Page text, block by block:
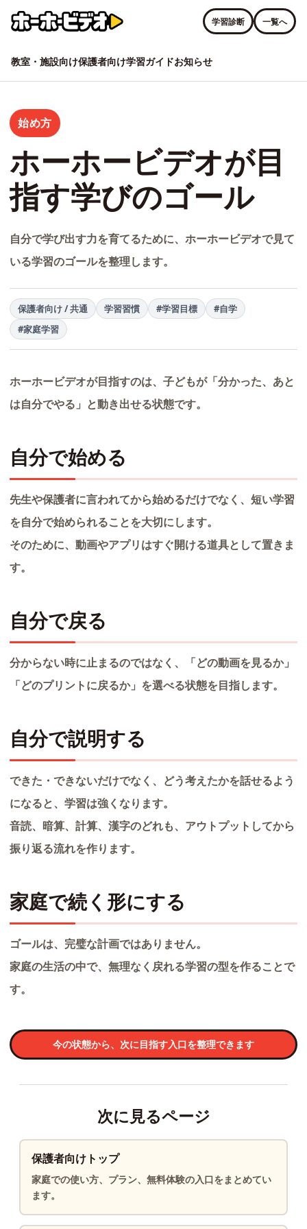
教室・施設向け保護者向け学習ガイドお知らせ
学習診断 一覧へ
始め方
ホーホービデオが目
指す学びのゴール
自分で学び出す力を育てるために、ホーホービデオで見て
いる学習のゴールを整理します。
保護者向け / 共通 学習習慣 #学習目標
#自学
#家庭学習
ホーホービデオが目指すのは、子どもが「分かった、あと
は自分でやる」と動き出せる状態です。
自分で始める
先生や保護者に言われてから始めるだけでなく、短い学習
を自分で始められることを大切にします。
そのために、動画やアプリはすぐ開ける道具として置きま
す。
自分で戻る
分からない時に止まるのではなく、「どの動画を見るか」
「どのプリントに戻るか」を選べる状態を目指します。
自分で説明する
できた・できないだけでなく、どう考えたかを話せるよう
になると、学習は強くなります。
音読、暗算、計算、漢字のどれも、アウトプットしてから
振り返る流れを作ります。
家庭で続く形にする
ゴールは、完璧な計画ではありません。
家庭の生活の中で、無理なく戻れる学習の型を作ることで
す。
今の状態から、次に目指す入口を整理できます
次に見るページ
保護者向けトップ
家庭での使い方、プラン、無料体験の入口をまとめてい
ます。